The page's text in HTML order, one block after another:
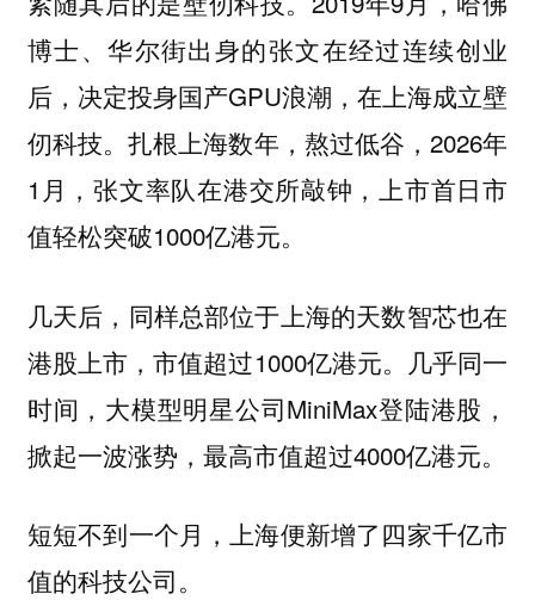
博士、华尔街出身的张文在经过连续创业
后，决定投身国产GPU浪潮，在上海成立壁
仞科技。扎根上海数年，熬过低谷，2026年
1月，张文率队在港交所敲钟，上市首日市
值轻松突破1000亿港元。
几天后，同样总部位于上海的天数智芯也在
港股上市，市值超过1000亿港元。几乎同一
时间，大模型明星公司MiniMax登陆港股，
掀起一波涨势，最高市值超过4000亿港元。
短短不到一个月，上海便新增了四家千亿市
值的科技公司。